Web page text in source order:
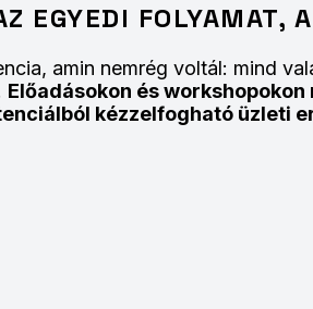
EGYEDI FOLYAMAT,
amin nemrég voltál: mind
Előadásokon és
kézzelfogható üzleti